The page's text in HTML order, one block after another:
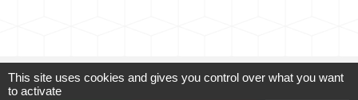
This site uses cookies and gives you control over what you want
to activate